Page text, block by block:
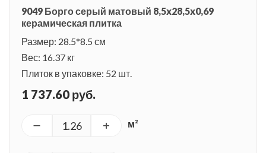
Другая особенность – текстура натурального камня – давно
используется в современном интерьере и полюбилась
многими за красоту и элегантность. Дизайнеры KERAMA
MARAZZI выбрали для этой серии текстуру благородного
сланца, с его роскошным и в то же время естественным
рисунком на срезе. Небольшая фактура на поверхности
Серия удачно подойдет для оформления практически
9049 Борго серый матовый 8,5x28,5x0,69
керамическая плитка
Размер: 28.5*8.5 см
Вес: 16.37 кг
Плиток в упаковке: 52 шт.
1 737.60 руб.
м²